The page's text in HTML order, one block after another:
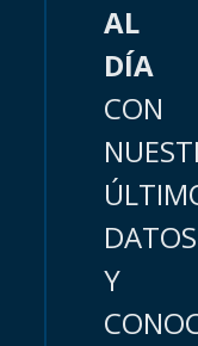
AL
DÍA
CON
DATOS
Y